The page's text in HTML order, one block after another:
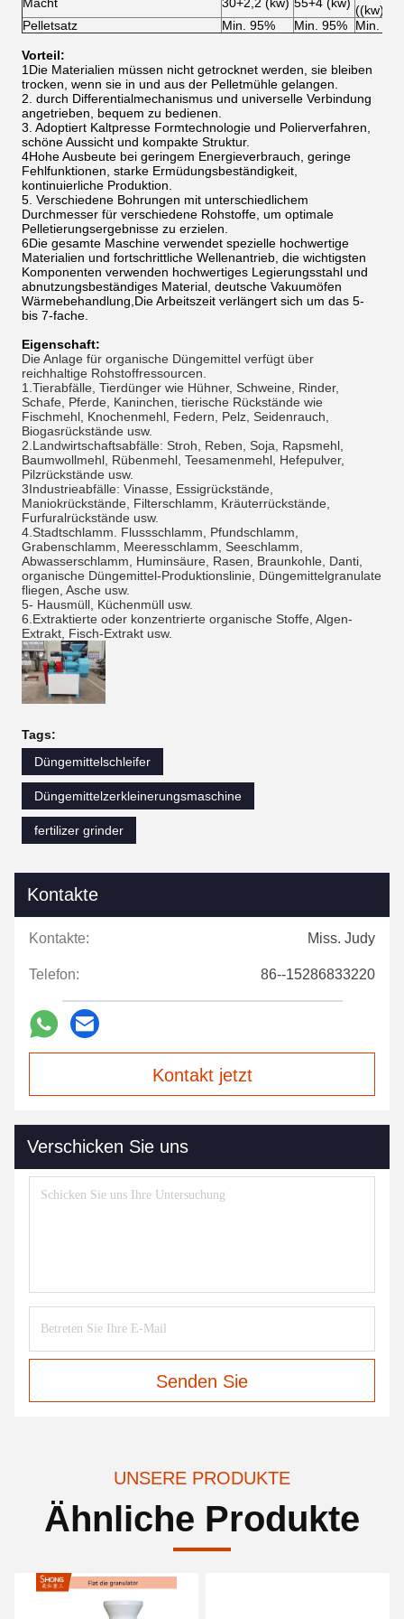
((kw)
Pelletsatz
Min. 95% Min. 95% Min.
Vorteil:
1Die Materialien müssen nicht getrocknet werden, sie bleiben
trocken, wenn sie in und aus der Pelletmühle gelangen.
2. durch Differentialmechanismus und universelle Verbindung
angetrieben, bequem zu bedienen.
3. Adoptiert Kaltpresse Formtechnologie und Polierverfahren,
schöne Aussicht und kompakte Struktur.
4Hohe Ausbeute bei geringem Energieverbrauch, geringe
Fehlfunktionen, starke Ermüdungsbeständigkeit,
kontinuierliche Produktion.
5. Verschiedene Bohrungen mit unterschiedlichem
Durchmesser für verschiedene Rohstoffe, um optimale
Pelletierungsergebnisse zu erzielen.
6Die gesamte Maschine verwendet spezielle hochwertige
Materialien und fortschrittliche Wellenantrieb, die wichtigsten
Komponenten verwenden hochwertiges Legierungsstahl und
abnutzungsbeständiges Material, deutsche Vakuumöfen
Wärmebehandlung,Die Arbeitszeit verlängert sich um das 5-
bis 7-fache.
Eigenschaft:
Die Anlage für organische Düngemittel verfügt über
reichhaltige Rohstoffressourcen.
1.Tierabfälle, Tierdünger wie Hühner, Schweine, Rinder,
Schafe, Pferde, Kaninchen, tierische Rückstände wie
Fischmehl, Knochenmehl, Federn, Pelz, Seidenrauch,
Biogasrückstände usw.
2.Landwirtschaftsabfälle: Stroh, Reben, Soja, Rapsmehl,
Baumwollmehl, Rübenmehl, Teesamenmehl, Hefepulver,
Pilzrückstände usw.
3Industrieabfälle: Vinasse, Essigrückstände,
Maniokrückstände, Filterschlamm, Kräuterrückstände,
Furfuralrückstände usw.
4.Stadtschlamm. Flussschlamm, Pfundschlamm,
Grabenschlamm, Meeresschlamm, Seeschlamm,
Abwasserschlamm, Huminsäure, Rasen, Braunkohle, Danti,
organische Düngemittel-Produktionslinie, Düngemittelgranulate
fliegen, Asche usw.
5- Hausmüll, Küchenmüll usw.
6.Extraktierte oder konzentrierte organische Stoffe, Algen-
Extrakt, Fisch-Extrakt usw.
Tags:
Düngemittelschleifer
Düngemittelzerkleinerungsmaschine
fertilizer grinder
Kontakte
Kontakte: Miss. Judy
Telefon: 86--15286833220
Kontakt jetzt
Verschicken Sie uns
Senden Sie
UNSERE PRODUKTE
Ähnliche Produkte